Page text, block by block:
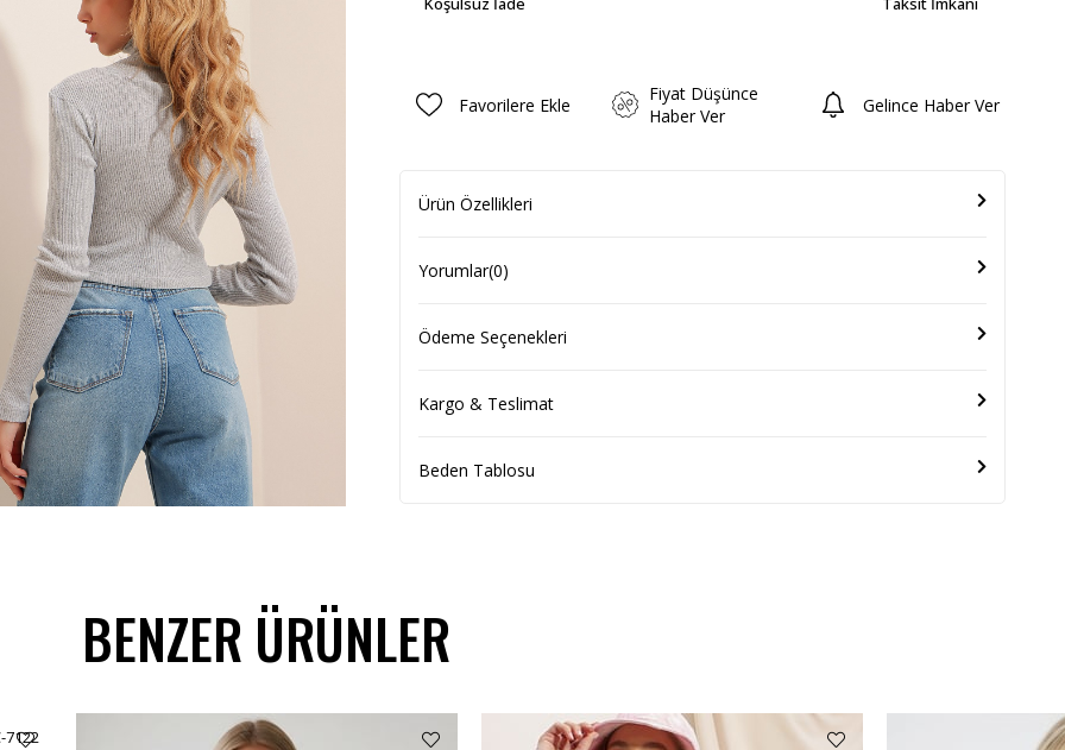
Favorilere Ekle
Fiyat Düşünce
Haber Ver
Gelince Haber Ver
Ürün Özellikleri
Yorumlar(0)
Ödeme Seçenekleri
Kargo & Teslimat
Beden Tablosu
BENZER ÜRÜNLER
7122